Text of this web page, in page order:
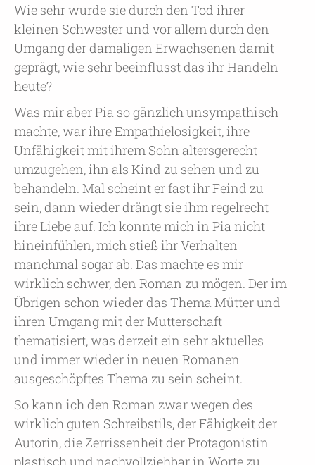
Wie sehr wurde sie durch den Tod ihrer
kleinen Schwester und vor allem durch den
Umgang der damaligen Erwachsenen damit
geprägt, wie sehr beeinflusst das ihr Handeln
heute?
Was mir aber Pia so gänzlich unsympathisch
machte, war ihre Empathielosigkeit, ihre
Unfähigkeit mit ihrem Sohn altersgerecht
umzugehen, ihn als Kind zu sehen und zu
behandeln. Mal scheint er fast ihr Feind zu
sein, dann wieder drängt sie ihm regelrecht
ihre Liebe auf. Ich konnte mich in Pia nicht
hineinfühlen, mich stieß ihr Verhalten
manchmal sogar ab. Das machte es mir
wirklich schwer, den Roman zu mögen. Der im
Übrigen schon wieder das Thema Mütter und
ihren Umgang mit der Mutterschaft
thematisiert, was derzeit ein sehr aktuelles
und immer wieder in neuen Romanen
ausgeschöpftes Thema zu sein scheint.
So kann ich den Roman zwar wegen des
wirklich guten Schreibstils, der Fähigkeit der
Autorin, die Zerrissenheit der Protagonistin
plastisch und nachvollziehbar in Worte zu